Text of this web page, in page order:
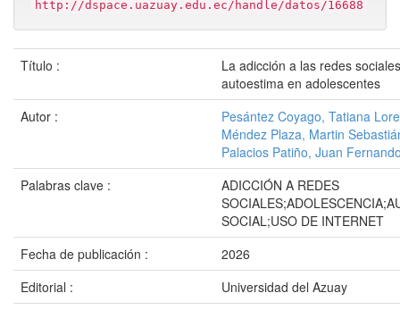
http://dspace.uazuay.edu.ec/handle/datos/16688
Título :
La adicción a las redes
autoestima en adolescentes
Autor :
Pesántez Coyago, Tatiana
Méndez Plaza, Martin
Palacios Patiño, Juan
Palabras clave :
ADICCIÓN A REDES
SOCIAL;USO DE INTERNET
Fecha de publicación :
2026
Editorial :
Universidad del Azuay